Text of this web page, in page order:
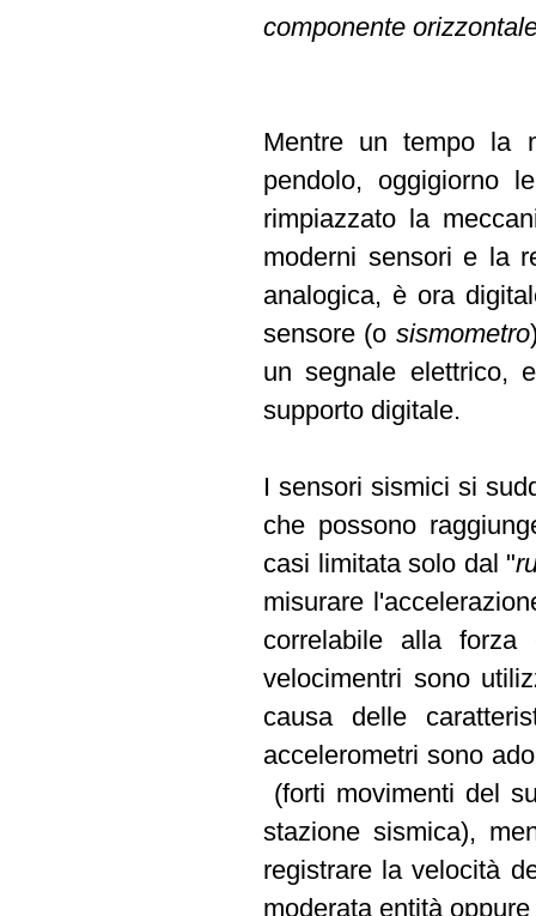
componente
Mentre un tempo la
pendolo, oggigiorno
rimpiazzato la
moderni sensori e la
analogica, è ora
sensore (o sismometro
un segnale elettrico,
supporto digitale.
I sensori sismici si
che possono
casi limitata solo dal "
misurare
correlabile alla
velocimentri sono
causa delle
accelerometri sono
(forti movimenti del
stazione sismica),
registrare la velocità
moderata entità